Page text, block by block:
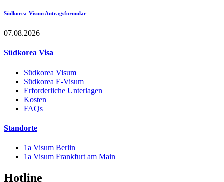
Südkorea-Visum Antragsformular
07.08.2026
Südkorea Visa
Südkorea Visum
Südkorea E-Visum
Erforderliche Unterlagen
Kosten
FAQs
Standorte
1a Visum Berlin
1a Visum Frankfurt am Main
Hotline